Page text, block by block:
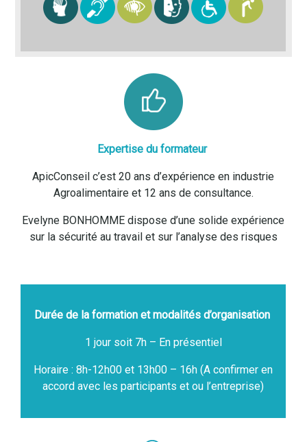
Expertise du formateur
ApicConseil c’est 20 ans d’expérience en industrie
Agroalimentaire et 12 ans de consultance.
Evelyne BONHOMME dispose d’une solide expérience
sur la sécurité au travail et sur l’analyse des risques
Durée de la formation et modalités d’organisation
1 jour soit 7h – En présentiel
Horaire : 8h-12h00 et 13h00 – 16h (A confirmer en
accord avec les participants et ou l’entreprise)